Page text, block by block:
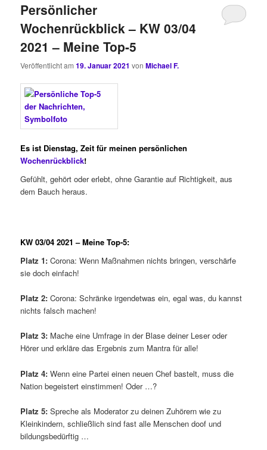
Persönlicher
Wochenrückblick – KW 03/04
2021 – Meine Top-5
Veröffentlicht am19. Januar 2021 vonMichael F.
Es ist Dienstag, Zeit für meinen persönlichen
Wochenrückblick!
Gefühlt, gehört oder erlebt, ohne Garantie auf Richtigkeit, aus
dem Bauch heraus.
KW 03/04 2021 – Meine Top-5:
Platz 1:Corona: Wenn Maßnahmen nichts bringen, verschärfe
sie doch einfach!
Platz 2:Corona: Schränke irgendetwas ein, egal was, du kannst
nichts falsch machen!
Platz 3: Mache eine Umfrage in der Blase deiner Leser oder
Hörer und erkläre das Ergebnis zum Mantra für alle!
Platz 4:Wenn eine Partei einen neuen Chef bastelt, muss die
Nation begeistert einstimmen! Oder …?
Platz 5: Spreche als Moderator zu deinen Zuhörern wie zu
Kleinkindern, schließlich sind fast alle Menschen doof und
bildungsbedürftig …